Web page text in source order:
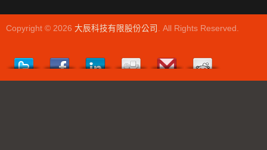
Copyright © 2026 大辰科技有限股份公司 . All Rights Reserved.